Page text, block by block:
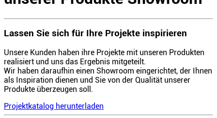
Lassen Sie sich für Ihre Projekte inspirieren
Unsere Kunden haben ihre Projekte mit unseren Produkten
realisiert und uns das Ergebnis mitgeteilt.
Wir haben daraufhin einen Showroom eingerichtet, der Ihnen
als Inspiration dienen und Sie von der Qualität unserer
Produkte überzeugen soll.
Projektkatalog herunterladen